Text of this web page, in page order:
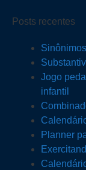
Posts recentes
Jogo
infantil
Planner